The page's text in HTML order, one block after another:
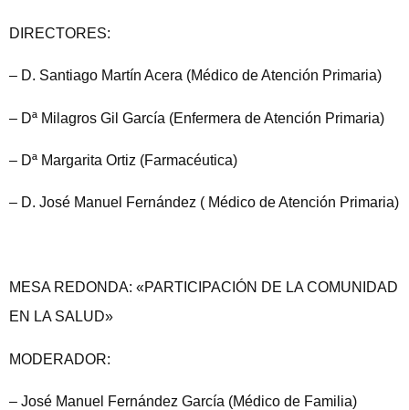
DIRECTORES:
– D. Santiago Martín Acera (Médico de Atención Primaria)
– Dª Milagros Gil García (Enfermera de Atención Primaria)
– Dª Margarita Ortiz (Farmacéutica)
– D. José Manuel Fernández ( Médico de Atención Primaria)
MESA REDONDA: «PARTICIPACIÓN DE LA COMUNIDAD
EN LA SALUD»
MODERADOR:
– José Manuel Fernández García (Médico de Familia)